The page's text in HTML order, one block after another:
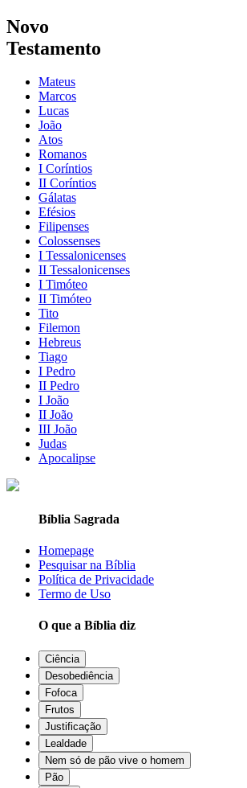
Novo
Testamento
Mateus
Marcos
Lucas
João
Atos
Romanos
I Coríntios
II Coríntios
Gálatas
Efésios
Filipenses
Colossenses
I Tessalonicenses
II Tessalonicenses
I Timóteo
II Timóteo
Tito
Filemon
Hebreus
Tiago
I Pedro
II Pedro
I João
II João
III João
Judas
Apocalipse
Bíblia Sagrada
Homepage
Pesquisar na Bíblia
Política de Privacidade
Termo de Uso
O que a Bíblia diz
Ciência
Desobediência
Fofoca
Frutos
Justificação
Lealdade
Nem só de pão vive o homem
Pão